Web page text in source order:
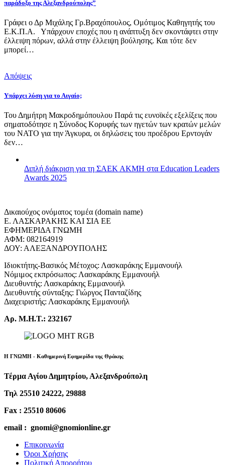
παράδοξο της Αλεξανδρούπολης”
Γράφει ο Δρ Μιχάλης Γρ.Βραχόπουλος, Ομότιμος Καθηγητής του
Ε.Κ.Π.Α. Υπάρχουν εποχές που η ανάπτυξη δεν σκοντάφτει στην
έλλειψη πόρων, αλλά στην έλλειψη βούλησης. Και τότε δεν
μπορεί…
Απόψεις
Υπάρχει λύση για το Αιγαίο;
Του Δημήτρη Μακροδημόπουλου Παρά τις ευνοϊκές εξελίξεις που
σηματοδότησε η Σύνοδος Κορυφής των ηγετών των κρατών μελών
του ΝΑΤΟ για την Άγκυρα, οι δηλώσεις του προέδρου Ερντογάν
δεν…
Διπλή διάκριση για τη ΣΑΕΚ ΑΚΜΗ στα Education Leaders
Awards 2025
Δικαιούχος ονόματος τομέα (domain name)
Ε. ΛΑΣΚΑΡΑΚΗΣ ΚΑΙ ΣΙΑ ΕΕ
ΕΦΗΜΕΡΙΔΑ ΓΝΩΜΗ
ΑΦΜ: 082164919
ΔΟΥ: ΑΛΕΞΑΝΔΡΟΥΠΟΛΗΣ
Ιδιοκτήτης-Βασικός Μέτοχος: Λασκαράκης Εμμανουήλ
Νόμιμος εκπρόσωπος: Λασκαράκης Εμμανουήλ
Διευθυντής: Λασκαράκης Εμμανουήλ
Διευθυντής σύνταξης: Γιώργος Πανταζίδης
Διαχειριστής: Λασκαράκης Εμμανουήλ
Αρ. Μ.Η.Τ.: 232167
Η ΓΝΩΜΗ - Καθημερινή Εφημερίδα της Θράκης
Τέρμα Αγίου Δημητρίου, Αλεξανδρούπολη
Τηλ 25510 24222, 29888
Fax : 25510 80606
email : gnomi@gnomionline.gr
Επικοινωνία
Όροι Χρήσης
Πολιτική Απορρήτου